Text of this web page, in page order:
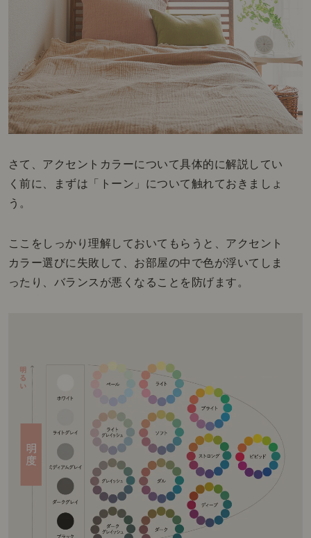
さて、アクセントカラーについて具体的に解説してい
く前に、まずは「トーン」について触れておきましょ
う。
ここをしっかり理解しておいてもらうと、アクセント
カラー選びに失敗して、お部屋の中で色が浮いてしま
ったり、バランスが悪くなることを防げます。